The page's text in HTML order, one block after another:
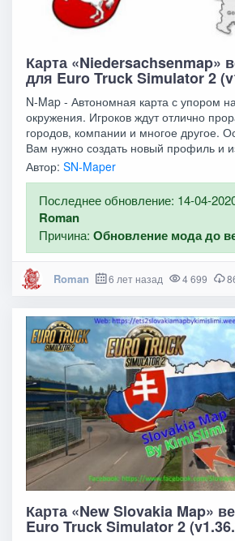
Карта «Niedersachsenmap»
для Euro Truck Simulator 2
N-Map - Автономная карта с упором
окружения. Игроков ждут отлично
городов, компании и многое другое.
Вам нужно создать новый профиль и
Автор:SN-Maper
Последнее обновление: 14-04-
Roman
Причина:Обновление мода до
Roman 6 лет назад 4 699
Карта «New Slovakia Map»
Euro Truck Simulator 2